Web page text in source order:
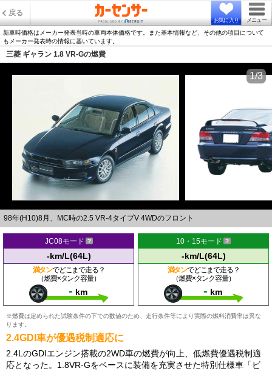
戻る
お気に入り メニュー
新車時価格はメーカー発表当時の車両本体価格です。また基本情報など、その他の項目について
もメーカー発表時の情報に基いています。
三菱 ギャラン 1.8 VR-Gの燃費
98年(H10)8月、MC時の2.5 VR-4タイプV 4WDのフロント
1/3
JC08モード
-km/L(64L)
満タンでどこまで走る？
（燃費×タンク容量）
- km
10・15モード
-km/L(64L)
満タンでどこまで走る？
（燃費×タンク容量）
- km
※燃費は定められた試験条件の下での数値のため、走行条件等により実際の燃料消費率は異な
ります。
2.4GDI車が優遇税制適応に
2.4LのGDIエンジン搭載の2WD車の燃費が向上、低燃費優遇税制適
応となった。1.8VR-Gをベースに装備を充実させた特別仕様車「ビ